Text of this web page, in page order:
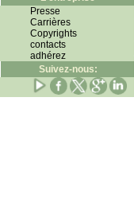
Presse
Carrières
Copyrights
contacts
adhérez
Suivez-nous: